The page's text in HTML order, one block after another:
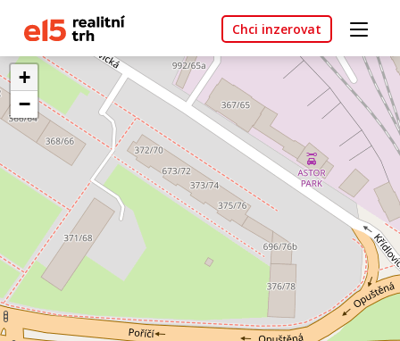
Chci inzerovat
+
−